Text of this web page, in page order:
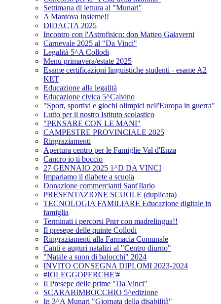
Settimana di lettura al "Munari"
A Mantova insieme!!
DIDACTA 2025
Incontro con l'Astrofisico: don Matteo Galaverni
Carnevale 2025 al "Da Vinci"
Legalità 5^A Collodi
Menu primavera/estate 2025
Esame certificazioni linguistiche studenti - esame A2
KET
Educazione alla legalità
Educazione civica 5^Calvino
"Sport, sportivi e giochi olimpici nell'Europa in guerra"
Lutto per il nostro Istituto scolastico
"PENSARE CON LE MANI"
CAMPESTRE PROVINCIALE 2025
Ringraziamenti
Apertura centro per le Famiglie Val d'Enza
Cancro io ti boccio
27 GENNAIO 2025 1^D DA VINCI
Impariamo il diabete a scuola
Donazione commercianti Sant'Ilario
PRESENTAZIONE SCUOLE (duplicata)
TECNOLOGIA FAMILIARE Educazione digitale in
famiglia
Terminati i percorsi Pnrr con madrelingua!!
Il presepe delle quinte Collodi
Ringraziamenti alla Farmacia Comunale
Canti e auguri natalizi al "Centro diurno"
"Natale a suon di balocchi" 2024
INVITO CONSEGNA DIPLOMI 2023-2024
#IOLEGGOPERCHE'#
Il Presepe delle prime "Da Vinci"
SCARABIMBOCCHIO 5^edizione
In 3^A Munari "Giornata della disabilità"